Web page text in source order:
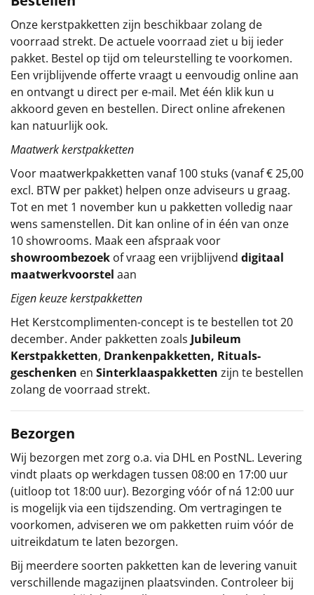
Particulier
Kerstgeschenken 2026
Relatiegeschenken
Cadeaubon
Per stuk
Alle overige
Onze kerstpakketten zijn beschikbaar zolang de
voorraad strekt. De actuele voorraad ziet u bij ieder
pakket. Bestel op tijd om teleurstelling te voorkomen.
Een vrijblijvende offerte vraagt u eenvoudig online aan
en ontvangt u direct per e-mail. Met één klik kun u
akkoord geven en bestellen. Direct online afrekenen
kan natuurlijk ook.
Maatwerk kerstpakketten
Voor maatwerkpakketten vanaf 100 stuks (vanaf € 25,00
excl. BTW per pakket) helpen onze adviseurs u graag.
Tot en met 1 november kun u pakketten volledig naar
wens samenstellen. Dit kan online of in één van onze
10 showrooms. Maak een afspraak voor
showroombezoek of vraag een vrijblijvend digitaal
maatwerkvoorstel aan
Eigen keuze kerstpakketten
Het Kerstcomplimenten-concept is te bestellen tot 20
december. Ander pakketten zoals Jubileum
Kerstpakketten, Drankenpakketten, Rituals-
geschenken en Sinterklaaspakketten zijn te bestellen
zolang de voorraad strekt.
Bezorgen
Wij bezorgen met zorg o.a. via DHL en PostNL. Levering
vindt plaats op werkdagen tussen 08:00 en 17:00 uur
(uitloop tot 18:00 uur). Bezorging vóór of ná 12:00 uur
is mogelijk via een tijdszending. Om vertragingen te
voorkomen, adviseren we om pakketten ruim vóór de
uitreikdatum te laten bezorgen.
Bij meerdere soorten pakketten kan de levering vanuit
verschillende magazijnen plaatsvinden. Controleer bij